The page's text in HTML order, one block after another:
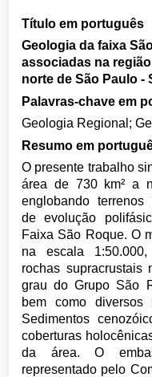
Título em português
Geologia da faixa
associadas na
norte de São Paulo -
Palavras-chave em
Geologia Regional;
Resumo em
O presente trabalho
área de 730 km² a
englobando terrenos
de evolução
Faixa São Roque. O
na escala
rochas supracrustais
grau do Grupo São
bem como diversos
Sedimentos
coberturas
da área. O
representado pelo